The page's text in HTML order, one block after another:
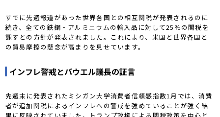
すでに先週報道があった世界各国との相互関税が発表されるのに
続き、全ての鉄鋼・アルミニウムの輸入品に対して25％の関税を
課すとの方針が発表されました。これにより、米国と世界各国と
の貿易摩擦の懸念が高まりを見せています。
インフレ警戒とパウエル議長の証言
先週末に発表されたミシガン大学消費者信頼感指数1月では、消費
者が追加関税によるインフレへの警戒を強めていることが強く結